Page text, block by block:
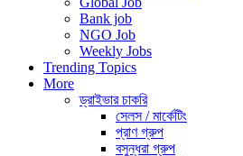
Bank job
NGO Job
Weekly Jobs
Trending Topics
More
ড্রাইভার চাকরি
সেলস / মার্কেটিং
প্রাণ গ্রুপ
বসুন্ধরা গ্রুপ